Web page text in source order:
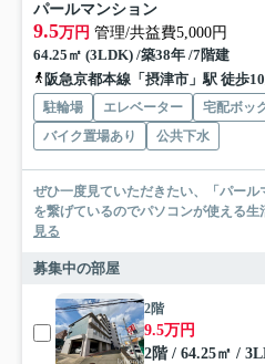
パールマンション
9.5万円 管理/共益費5,000円
64.25㎡ (3LDK) /築38年 /7階建
阪急京都本線「摂津市」駅 徒歩
駐輪場 エレベーター 宅配ボッ
バイク置場あり
公共下水
ぜひ一度見ていただきたい、「パー
を繋げているのでパソコンが使える
見る
募集中の部屋
2階
9.5万円
2階 / 64.25㎡ /